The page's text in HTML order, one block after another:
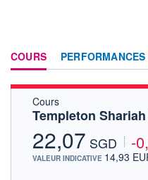
COURS
Cours
Templeton
22,07 SGD -
VALEUR INDICATIVE 14,93